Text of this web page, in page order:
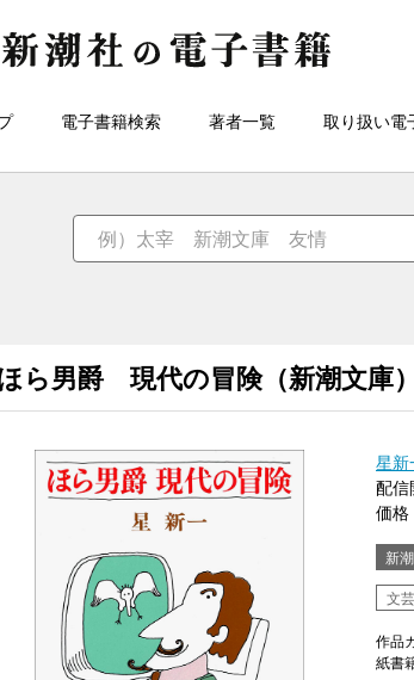
電子書籍検索 著者一覧 取り扱い電
ら男爵 現代の冒険（新潮文庫）
星新
配信
価格
新
文
作品
紙書